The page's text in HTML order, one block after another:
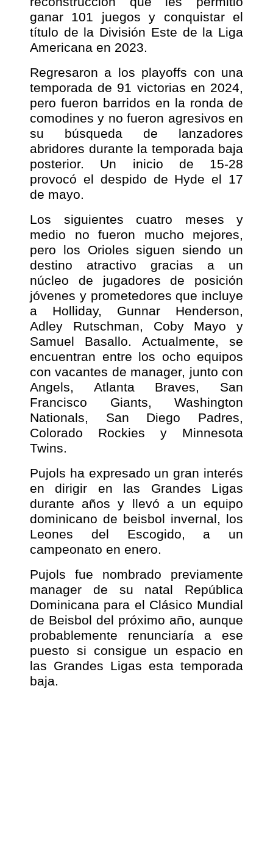
ganar 101 juegos y conquistar el
título de la División Este de la Liga
Americana en 2023.
Regresaron a los playoffs con una
temporada de 91 victorias en 2024,
pero fueron barridos en la ronda de
comodines y no fueron agresivos en
su búsqueda de lanzadores
abridores durante la temporada baja
posterior. Un inicio de 15-28
provocó el despido de Hyde el 17
de mayo.
Los siguientes cuatro meses y
medio no fueron mucho mejores,
pero los Orioles siguen siendo un
destino atractivo gracias a un
núcleo de jugadores de posición
jóvenes y prometedores que incluye
a Holliday, Gunnar Henderson,
Adley Rutschman, Coby Mayo y
Samuel Basallo. Actualmente, se
encuentran entre los ocho equipos
con vacantes de manager, junto con
Angels, Atlanta Braves, San
Francisco Giants, Washington
Nationals, San Diego Padres,
Colorado Rockies y Minnesota
Twins.
Pujols ha expresado un gran interés
en dirigir en las Grandes Ligas
durante años y llevó a un equipo
dominicano de beisbol invernal, los
Leones del Escogido, a un
campeonato en enero.
Pujols fue nombrado previamente
manager de su natal República
Dominicana para el Clásico Mundial
de Beisbol del próximo año, aunque
probablemente renunciaría a ese
puesto si consigue un espacio en
las Grandes Ligas esta temporada
baja.